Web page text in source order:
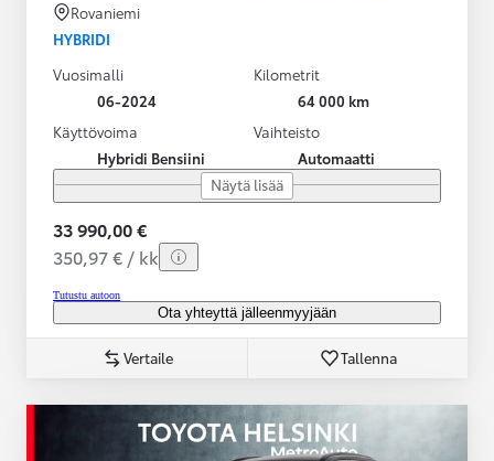
Rovaniemi
HYBRIDI
Vuosimalli
06-2024
Kilometrit
64 000 km
Käyttövoima
Hybridi Bensiini
Vaihteisto
Automaatti
Näytä lisää
33 990,00 €
350,97 € / kk
Tutustu autoon
Ota yhteyttä jälleenmyyjään
Vertaile Tallenna